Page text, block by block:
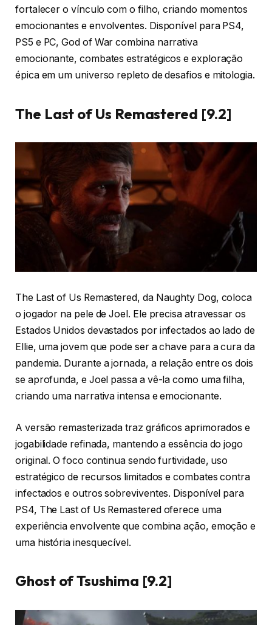
fortalecer o vínculo com o filho, criando momentos
emocionantes e envolventes. Disponível para PS4,
PS5 e PC, God of War combina narrativa
emocionante, combates estratégicos e exploração
épica em um universo repleto de desafios e mitologia.
The Last of Us Remastered [9.2]
The Last of Us Remastered, da Naughty Dog, coloca
o jogador na pele de Joel. Ele precisa atravessar os
Estados Unidos devastados por infectados ao lado de
Ellie, uma jovem que pode ser a chave para a cura da
pandemia. Durante a jornada, a relação entre os dois
se aprofunda, e Joel passa a vê-la como uma filha,
criando uma narrativa intensa e emocionante.
A versão remasterizada traz gráficos aprimorados e
jogabilidade refinada, mantendo a essência do jogo
original. O foco continua sendo furtividade, uso
estratégico de recursos limitados e combates contra
infectados e outros sobreviventes. Disponível para
PS4, The Last of Us Remastered oferece uma
experiência envolvente que combina ação, emoção e
uma história inesquecível.
Ghost of Tsushima [9.2]